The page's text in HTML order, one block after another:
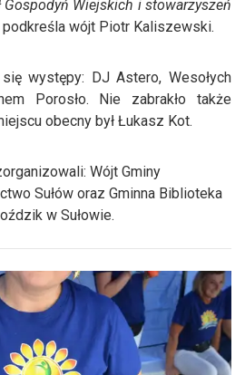
Gospodyń Wiejskich i stowarzyszeń
podkreśla wójt Piotr Kaliszewski.
występy: DJ Astero, Wesołych
Porosło. Nie zabrakło także
obecny był Łukasz Kot.
Wójt Gminy
Sułów oraz Gminna Biblioteka
w Sułowie.